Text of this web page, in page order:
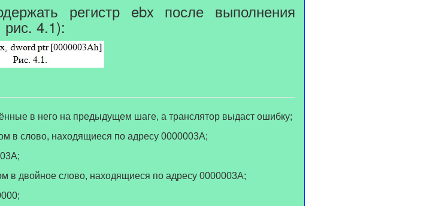
регистр ebx после выполнения
4.1):
в него на предыдущем шаге, а транслятор выдаст ошибку;
в слово, находящиеся по адресу 0000003A;
в двойное слово, находящиеся по адресу 0000003A;